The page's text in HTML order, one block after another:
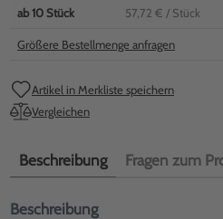
ab10 Stück 57,72 € / Stück
Größere Bestellmenge anfragen
Artikel in Merkliste speichern
Vergleichen
Beschreibung Fragen zum
Beschreibung